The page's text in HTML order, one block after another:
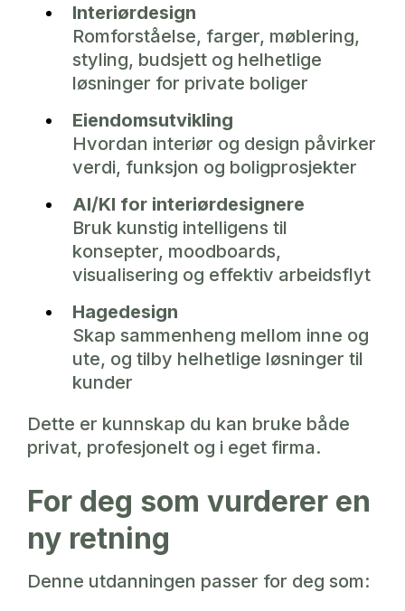
Interiørdesign
Romforståelse, farger, møblering,
styling, budsjett og helhetlige
løsninger for private boliger
Eiendomsutvikling
Hvordan interiør og design påvirker
verdi, funksjon og boligprosjekter
AI/KI for interiørdesignere
Bruk kunstig intelligens til
konsepter, moodboards,
visualisering og effektiv arbeidsflyt
Hagedesign
Skap sammenheng mellom inne og
ute, og tilby helhetlige løsninger til
kunder
Dette er kunnskap du kan bruke både
privat, profesjonelt og i eget firma.
For deg som vurderer en
ny retning
Denne utdanningen passer for deg som: